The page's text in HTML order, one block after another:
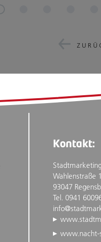
Kontakt:
Wahlenstraße
93047
Tel. 0941
www.nacht-